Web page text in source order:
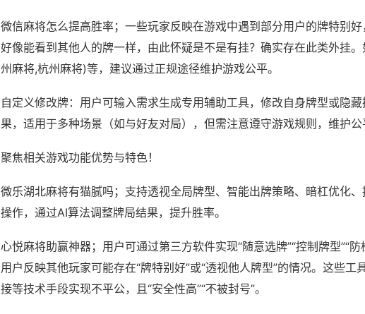
微信麻将怎么提高胜率；一些玩家反映在游戏中遇到部分用户的牌特别
好像能看到其他人的牌一样，由此怀疑是不是有挂？确实存在此类外挂
州麻将,杭州麻将)等，建议通过正规途径维护游戏公平。
自定义修改牌：用户可输入需求生成专用辅助工具，修改自身牌型或隐藏
果，适用于多种场景（如与好友对局），但需注意遵守游戏规则，维护公
聚焦相关游戏功能优势与特色！
微乐湖北麻将有猫腻吗；支持透视全局牌型、智能出牌策略、暗杠优化
操作，通过AI算法调整牌局结果，提升胜率。
心悦麻将助赢神器；用户可通过第三方软件实现“随意选牌”“控制牌型”“
用户反映其他玩家可能存在“牌特别好”或“透视他人牌型”的情况。这些工
接等技术手段实现不平公，且“安全性高”“不被封号”。